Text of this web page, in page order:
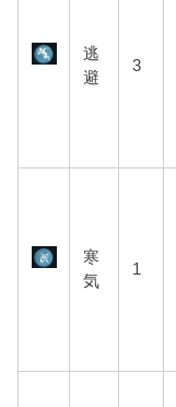
逃
避
3
寒
気
1